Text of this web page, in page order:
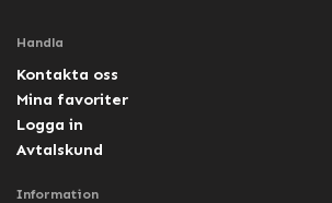
Handla
Kontakta oss
Mina favoriter
Logga in
Avtalskund
Information